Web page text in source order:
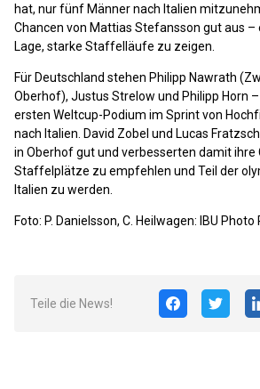
hat, nur fünf Männer nach Italien
Chancen von Mattias Stefansson gut aus –
Lage, starke Staffelläufe zu zeigen.
Für Deutschland stehen Philipp Nawrath
Oberhof), Justus Strelow und Philipp Horn
ersten Weltcup-Podium im Sprint von
nach Italien. David Zobel und Lucas
in Oberhof gut und verbesserten damit ihre
Staffelplätze zu empfehlen und Teil der
Italien zu werden.
Foto: P. Danielsson, C. Heilwagen: IBU Photo
Teile die News!